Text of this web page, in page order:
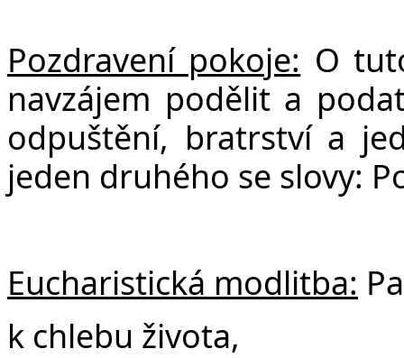
Pozdravení pokoje: O
navzájem podělit a
odpuštění, bratrství a
jeden druhého se slovy:
Eucharistická modlitba:
k chlebu života,